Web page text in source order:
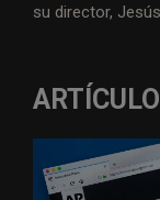
su director,